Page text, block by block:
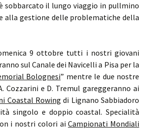
sobbarcato il lungo viaggio in pullmino
alla gestione delle problematiche della
9 ottobre tutti i nostri giovani
sul Canale dei Navicelli a Pisa per la
Bolognesi” mentre le due nostre
Cozzarini e D. Tremul gareggeranno ai
Coastal Rowing di Lignano Sabbiadoro
singolo e doppio coastal. Specialità
i nostri colori aiCampionati Mondiali